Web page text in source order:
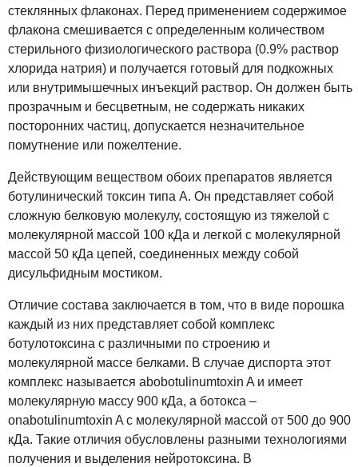
стеклянных флаконах. Перед применением содержимое
флакона смешивается с определенным количеством
стерильного физиологического раствора (0.9% раствор
хлорида натрия) и получается готовый для подкожных
или внутримышечных инъекций раствор. Он должен быть
прозрачным и бесцветным, не содержать никаких
посторонних частиц, допускается незначительное
помутнение или пожелтение.
Действующим веществом обоих препаратов является
ботулинический токсин типа А. Он представляет собой
сложную белковую молекулу, состоящую из тяжелой с
молекулярной массой 100 кДа и легкой с молекулярной
массой 50 кДа цепей, соединенных между собой
дисульфидным мостиком.
Отличие состава заключается в том, что в виде порошка
каждый из них представляет собой комплекс
ботулотоксина с различными по строению и
молекулярной массе белками. В случае диспорта этот
комплекс называется abobotulinumtoxin A и имеет
молекулярную массу 900 кДа, а ботокса –
onabotulinumtoxin A с молекулярной массой от 500 до 900
кДа. Такие отличия обусловлены разными технологиями
получения и выделения нейротоксина. В